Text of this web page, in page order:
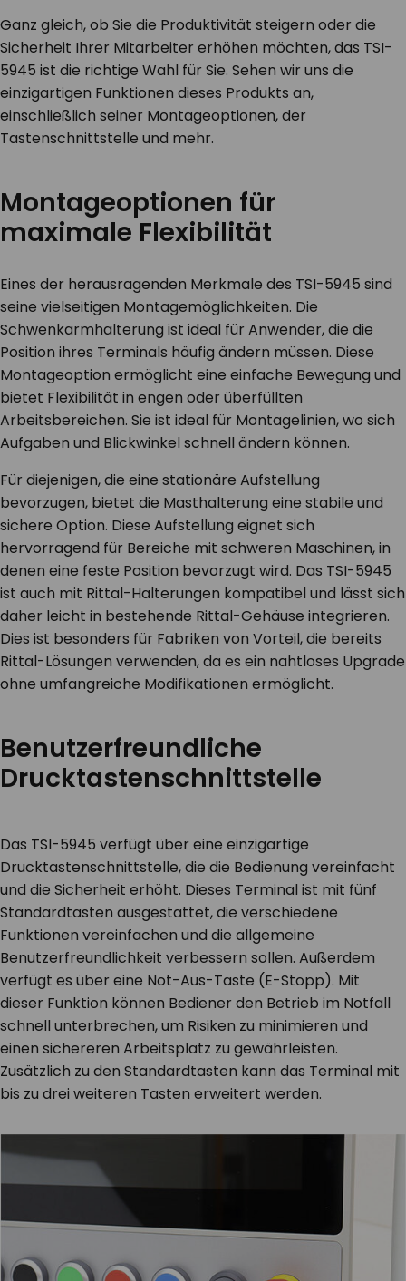
Ganz gleich, ob Sie die Produktivität steigern oder die
Sicherheit Ihrer Mitarbeiter erhöhen möchten, das TSI-
5945 ist die richtige Wahl für Sie. Sehen wir uns die
einzigartigen Funktionen dieses Produkts an,
einschließlich seiner Montageoptionen, der
Tastenschnittstelle und mehr.
Montageoptionen für
maximale Flexibilität
Eines der herausragenden Merkmale des TSI-5945 sind
seine vielseitigen Montagemöglichkeiten. Die
Schwenkarmhalterung ist ideal für Anwender, die die
Position ihres Terminals häufig ändern müssen. Diese
Montageoption ermöglicht eine einfache Bewegung und
bietet Flexibilität in engen oder überfüllten
Arbeitsbereichen. Sie ist ideal für Montagelinien, wo sich
Aufgaben und Blickwinkel schnell ändern können.
Für diejenigen, die eine stationäre Aufstellung
bevorzugen, bietet die Masthalterung eine stabile und
sichere Option. Diese Aufstellung eignet sich
hervorragend für Bereiche mit schweren Maschinen, in
denen eine feste Position bevorzugt wird. Das TSI-5945
ist auch mit Rittal-Halterungen kompatibel und lässt sich
daher leicht in bestehende Rittal-Gehäuse integrieren.
Dies ist besonders für Fabriken von Vorteil, die bereits
Rittal-Lösungen verwenden, da es ein nahtloses Upgrade
ohne umfangreiche Modifikationen ermöglicht.
Benutzerfreundliche
Drucktastenschnittstelle
Das TSI-5945 verfügt über eine einzigartige
Drucktastenschnittstelle, die die Bedienung vereinfacht
und die Sicherheit erhöht. Dieses Terminal ist mit fünf
Standardtasten ausgestattet, die verschiedene
Funktionen vereinfachen und die allgemeine
Benutzerfreundlichkeit verbessern sollen. Außerdem
verfügt es über eine Not-Aus-Taste (E-Stopp). Mit
dieser Funktion können Bediener den Betrieb im Notfall
schnell unterbrechen, um Risiken zu minimieren und
einen sichereren Arbeitsplatz zu gewährleisten.
Zusätzlich zu den Standardtasten kann das Terminal mit
bis zu drei weiteren Tasten erweitert werden.